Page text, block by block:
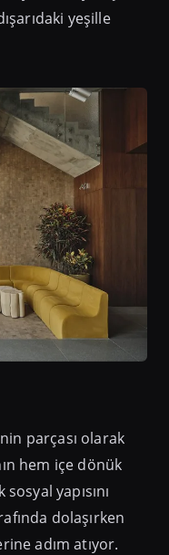
yeşille
parçası olarak
hem içe dönük
yapısını
dolaşırken
adım atıyor.